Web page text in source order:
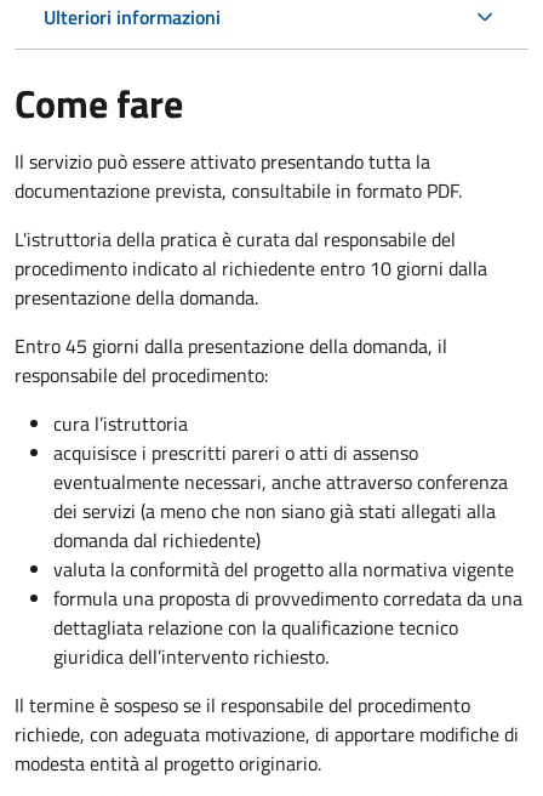
Ulteriori informazioni
Come fare
Il servizio può essere attivato presentando tutta la
documentazione prevista, consultabile in formato PDF.
L'istruttoria della pratica è curata dal responsabile del
procedimento indicato al richiedente entro 10 giorni dalla
presentazione della domanda.
Entro 45 giorni dalla presentazione della domanda, il
responsabile del procedimento:
cura l’istruttoria
acquisisce i prescritti pareri o atti di assenso
eventualmente necessari, anche attraverso conferenza
dei servizi (a meno che non siano già stati allegati alla
domanda dal richiedente)
valuta la conformità del progetto alla normativa vigente
formula una proposta di provvedimento corredata da una
dettagliata relazione con la qualificazione tecnico
giuridica dell’intervento richiesto.
Il termine è sospeso se il responsabile del procedimento
richiede, con adeguata motivazione, di apportare modifiche di
modesta entità al progetto originario.